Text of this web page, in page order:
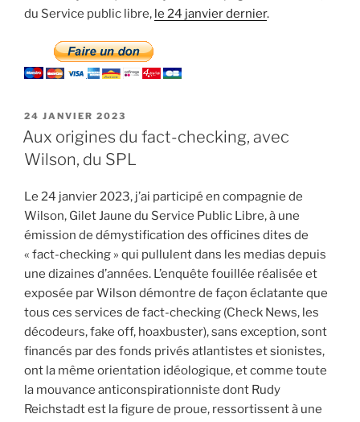
du Service public libre, le 24 janvier dernier.
PUBLIÉ
LE
24 JANVIER 2023
Aux origines du fact-checking, avec
Wilson, du SPL
Le 24 janvier 2023, j’ai participé en compagnie de
Wilson, Gilet Jaune du Service Public Libre, à une
émission de démystification des officines dites de
« fact-checking » qui pullulent dans les medias depuis
une dizaines d’années. L’enquête fouillée réalisée et
exposée par Wilson démontre de façon éclatante que
tous ces services de fact-checking (Check News, les
décodeurs, fake off, hoaxbuster), sans exception, sont
financés par des fonds privés atlantistes et sionistes,
ont la même orientation idéologique, et comme toute
la mouvance anticonspirationniste dont Rudy
Reichstadt est la figure de proue, ressortissent à une